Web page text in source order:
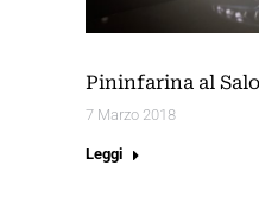
Pininfarina al
7 Marzo 2018
Leggi